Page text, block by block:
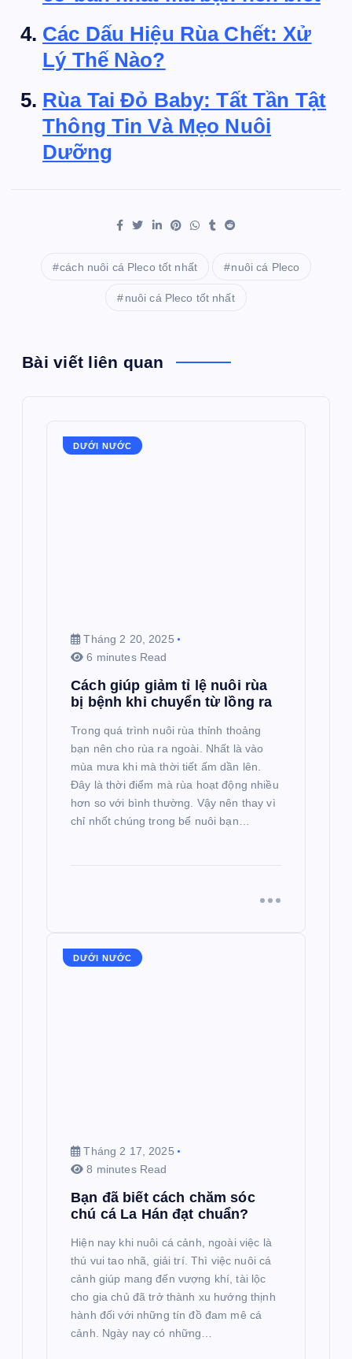
Các Dấu Hiệu Rùa Chết: Xử
Lý Thế Nào?
Rùa Tai Đỏ Baby: Tất Tần Tật
Thông Tin Và Mẹo Nuôi
Dưỡng
cách nuôi cá Pleco tốt nhất nuôi cá Pleco
nuôi cá Pleco tốt nhất
Bài viết liên quan
DƯỚI NƯỚC
Tháng 2 20, 2025
6 minutes Read
Cách giúp giảm tỉ lệ nuôi rùa
bị bệnh khi chuyển từ lồng ra
Trong quá trình nuôi rùa thỉnh thoảng
bạn nên cho rùa ra ngoài. Nhất là vào
mùa mưa khi mà thời tiết ấm dần lên.
Đây là thời điểm mà rùa hoạt động nhiều
hơn so với bình thường. Vậy nên thay vì
chỉ nhốt chúng trong bể nuôi bạn…
DƯỚI NƯỚC
Tháng 2 17, 2025
8 minutes Read
Bạn đã biết cách chăm sóc
chú cá La Hán đạt chuẩn?
Hiện nay khi nuôi cá cảnh, ngoài việc là
thú vui tao nhã, giải trí. Thì việc nuôi cá
cảnh giúp mang đến vượng khí, tài lộc
cho gia chủ đã trở thành xu hướng thịnh
hành đối với những tín đồ đam mê cá
cảnh. Ngày nay có những…